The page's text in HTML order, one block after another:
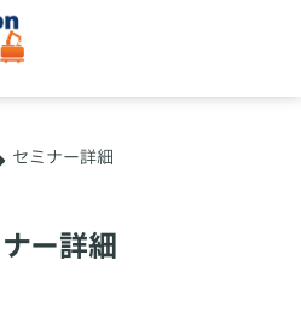
セミナー詳細
ー詳細